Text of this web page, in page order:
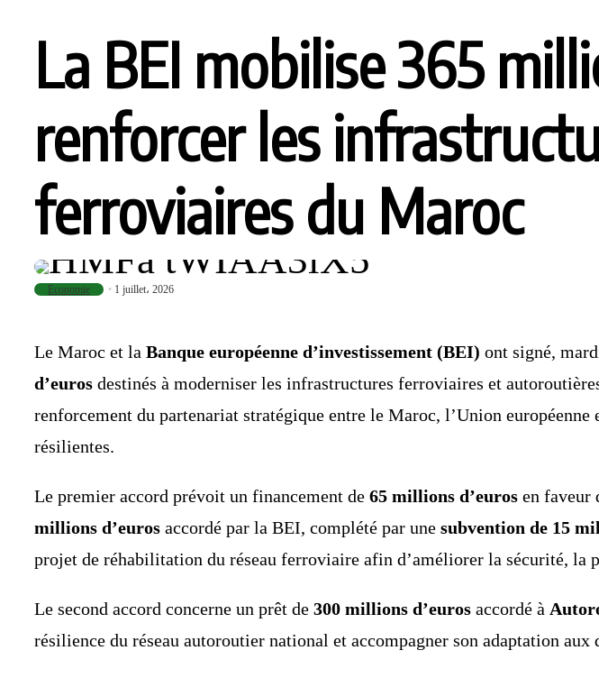
La BEI mobilise 365
renforcer les
ferroviaires du Maroc
Economie 1 juillet، 2026
Le Maroc et la Banque européenne d’investissement (BEI) ont signé,
d’euros destinés à moderniser les infrastructures ferroviaires et
renforcement du partenariat stratégique entre le Maroc, l’Union
résilientes.
Le premier accord prévoit un financement de 65 millions d’euros en faveur
millions d’euros accordé par la BEI, complété par une subvention de 15
projet de réhabilitation du réseau ferroviaire afin d’améliorer la sécurité, la
Le second accord concerne un prêt de 300 millions d’euros accordé à
résilience du réseau autoroutier national et accompagner son adaptation